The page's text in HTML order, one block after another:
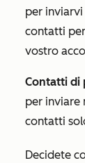
per
contatti
vostro
Contatti di
per inviare
contatti
Decidete